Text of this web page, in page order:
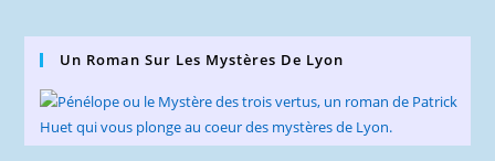
Un Roman Sur Les Mystères De Lyon